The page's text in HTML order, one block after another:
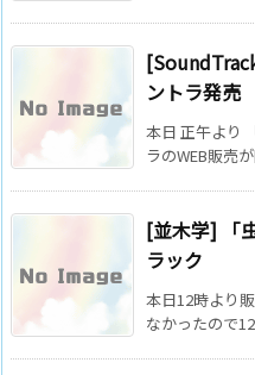
ントラ発売
本日 正午より
ラのWEB販売
[並木学] 「
ラック
本日12時より
なかったので